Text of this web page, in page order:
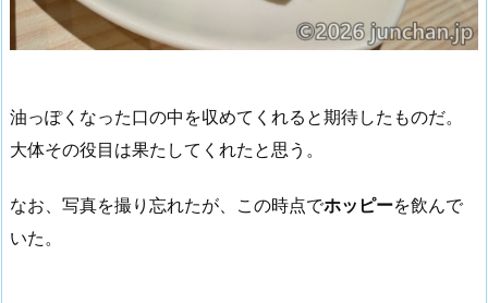
油っぽくなった口の中を収めてくれると期待したものだ。
大体その役目は果たしてくれたと思う。
なお、写真を撮り忘れたが、この時点でホッピーを飲んで
いた。